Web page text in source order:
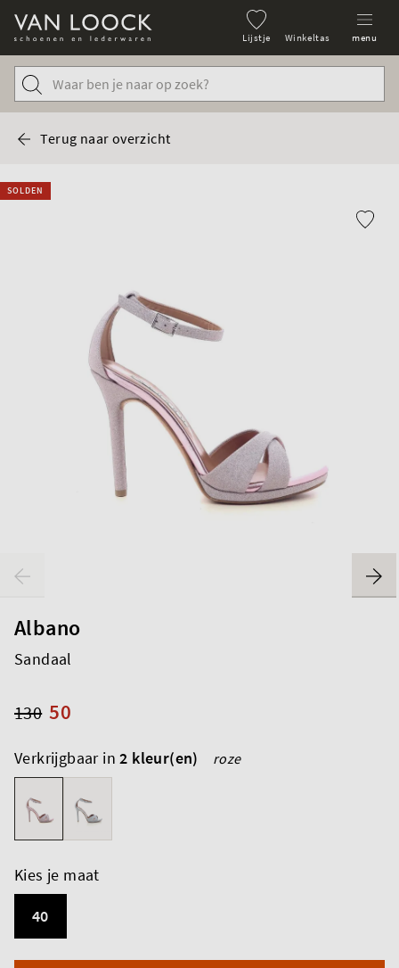
Lijstje Winkeltas menu
Terug naar overzicht
SOLDEN
Albano
Sandaal
50
130
Verkrijgbaar in2 kleur(en) roze
Kies je maat
40